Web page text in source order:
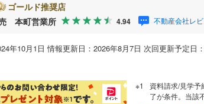
ゴールド推奨店
本町営業所
4.94 不動産会社レ
年10月1日 情報更新日：2026年8月7日 次回更新予定日
資料請求/見学
了が条件。当該